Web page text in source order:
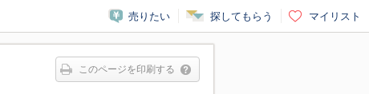
売りたい 探してもらう マイリスト
このページを印刷する